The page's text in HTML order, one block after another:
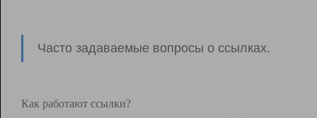
Часто задаваемые вопросы о ссылках.
Как работают ссылки?